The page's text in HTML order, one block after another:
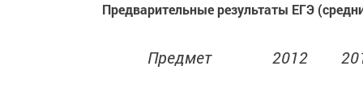
Предварительные результаты ЕГЭ
Предмет 2012